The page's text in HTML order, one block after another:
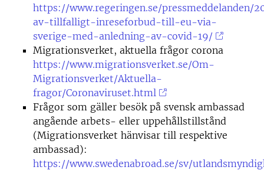
https://www.regeringen.se/pressmeddelanden/
av-tillfalligt-inreseforbud-till-eu-via-
sverige-med-anledning-av-covid-19/
Migrationsverket, aktuella frågor corona
https://www.migrationsverket.se/Om-
Migrationsverket/Aktuella-
fragor/Coronaviruset.html
Frågor som gäller besök på svensk ambassad
angående arbets- eller uppehållstillstånd
(Migrationsverket hänvisar till respektive
ambassad):
https://www.swedenabroad.se/sv/